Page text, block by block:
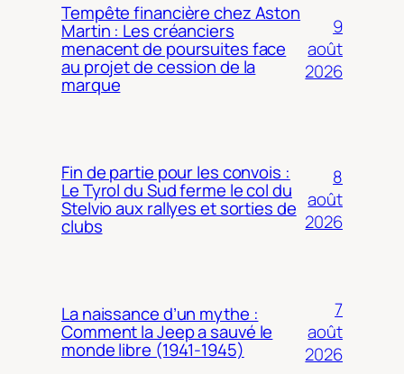
Tempête financière chez Aston
Martin : Les créanciers
menacent de poursuites face
au projet de cession de la
marque
9
août
2026
Fin de partie pour les convois :
Le Tyrol du Sud ferme le col du
Stelvio aux rallyes et sorties de
clubs
8
août
2026
La naissance d’un mythe :
Comment la Jeep a sauvé le
monde libre (1941-1945)
7
août
2026